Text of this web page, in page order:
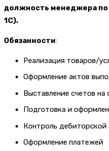
должность менеджера по
1С).
Обязанности:
Реализация товаров/
Оформление актов
Выставление счетов на
Подготовка и
Контроль
Оформление платежей